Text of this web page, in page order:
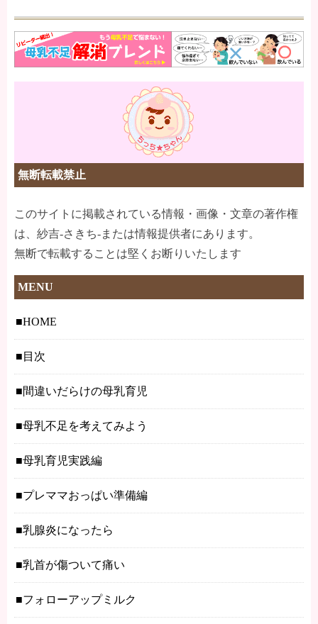
無断転載禁止
このサイトに掲載されている情報・画像・文章の著作権
は、紗吉-さきち-または情報提供者にあります。
無断で転載することは堅くお断りいたします
MENU
HOME
目次
間違いだらけの母乳育児
母乳不足を考えてみよう
母乳育児実践編
プレママおっぱい準備編
乳腺炎になったら
乳首が傷ついて痛い
フォローアップミルク